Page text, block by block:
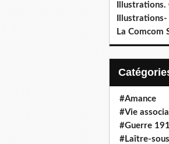
Illustrations.
La Comcom
#Amance
#Vie
#Guerre
#Laître-